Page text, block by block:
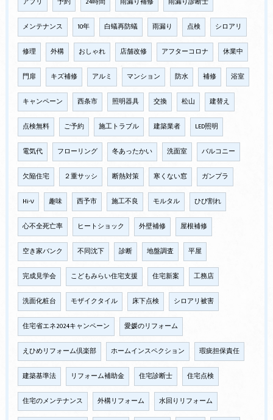
メンテナンス 10年 白蟻再防蟻 雨漏り 点検 シロアリ
修理 外構 おしゃれ 店舗改修 アフターコロナ 休業中
門扉 キズ補修 アルミ マンション 防水 補修 浴室
キャンペーン 西条市 照明器具 交換 松山 建替え
点検無料 ご予約 施工トラブル 建築業者 LED照明
電気代 フローリング 冬あったかい 洗面室 バルコニー
欠陥住宅 ２重サッシ 断熱対策 寒くない窓 ガンプラ
Hi-ν 趣味 西予市 施工不良 モルタル ひび割れ
心不全死亡率 ヒートショック 外壁補修 屋根補修
空き家バンク 不同沈下 診断 地盤調査 平屋
完成見学会 こどもみらい住宅支援 住宅新案 工務店
洗面化粧台 モザイクタイル 床下点検 シロアリ被害
住宅省エネ2024キャンペーン 愛媛のリフォーム
えひめリフォーム倶楽部 ホームインスペクション 瑕疵担保責任
建築基準法 リフォーム補助金 住宅診断士 住宅点検
住宅のメンテナンス 外構リフォーム 水回りリフォーム